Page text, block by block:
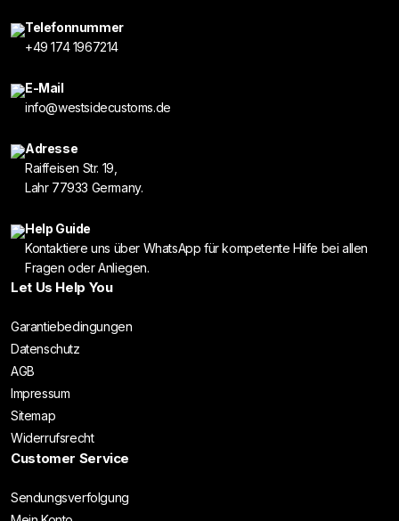
Telefonnummer
+49 174 1967214
E-Mail
info@westsidecustoms.de
Adresse
Raiffeisen Str. 19,
Lahr 77933 Germany.
Help Guide
Kontaktiere uns über WhatsApp für kompetente Hilfe bei allen
Fragen oder Anliegen.
Let Us Help You
Garantiebedingungen
Datenschutz
AGB
Impressum
Sitemap
Widerrufsrecht
Customer Service
Sendungsverfolgung